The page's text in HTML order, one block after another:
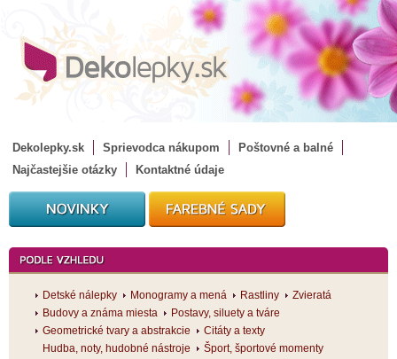
Dekolepky.sk Sprievodca nákupom
Poštovné a balné
Najčastejšie otázky
Kontaktné údaje
Detské nálepky Monogramy a mená Rastliny
Zvieratá
Budovy a známa miesta
Postavy, siluety a tváre
Geometrické tvary a abstrakcie
Citáty a texty
Hudba, noty, hudobné nástroje
Šport, športové momenty